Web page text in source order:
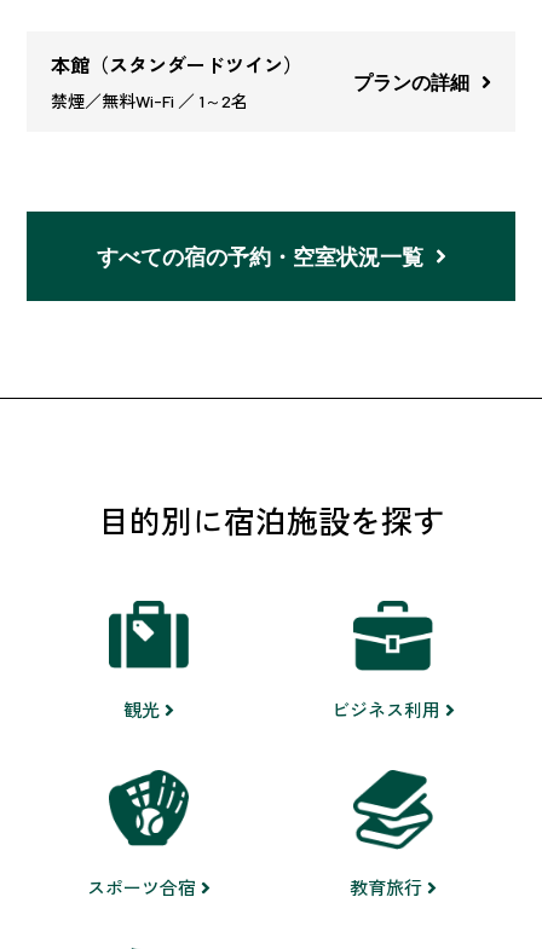
本館（スタンダードツイン）
禁煙／無料Wi-Fi ／ 1～2名
プランの詳細
すべての宿の予約・ 空室状況一覧
目的別に宿泊施設を探す
観光 ビジネス利用
スポーツ合宿 教育旅行